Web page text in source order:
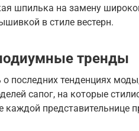
шпилька на замену
в стиле вестерн.
тренды
о последних тенденциях
сапог, на которые
каждой представительнице